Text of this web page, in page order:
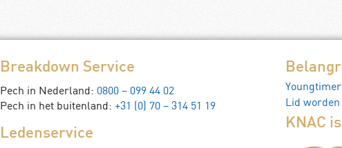
Breakdown Service
Pech in Nederland: 0800 – 099 44 02
Pech in het buitenland: +31 (0) 70 – 314 51 19
Ledenservice
Lid worden
KNAC